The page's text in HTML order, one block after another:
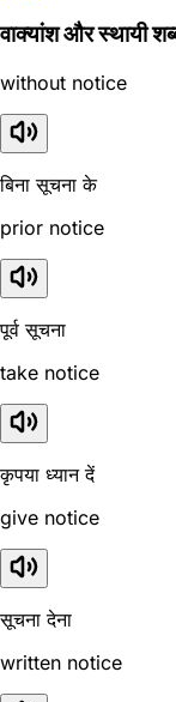
वाक्यांश और स्थायी
without notice
बिना सूचना के
prior notice
पूर्व सूचना
take notice
कृपया ध्यान दें
give notice
सूचना देना
written notice